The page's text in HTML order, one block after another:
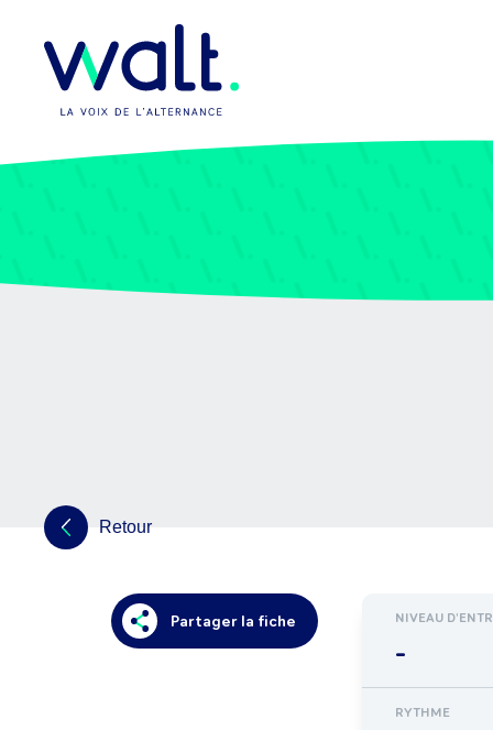
Retour
Partager la fiche NIVEAU
-
RYTHME